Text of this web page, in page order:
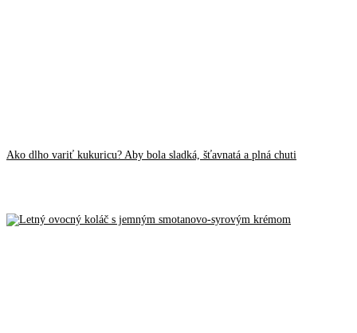
Ako dlho variť kukuricu? Aby bola sladká, šťavnatá a plná chuti